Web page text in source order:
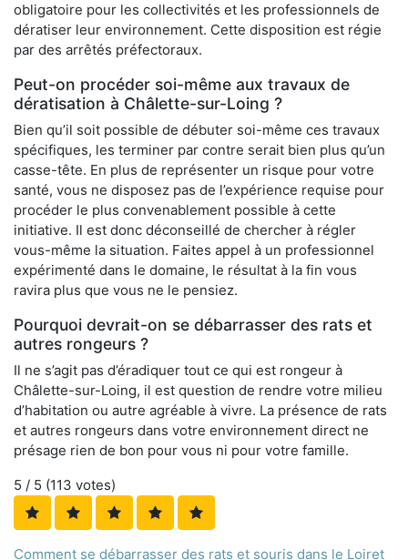
obligatoire pour les collectivités et les professionnels de
dératiser leur environnement. Cette disposition est régie
par des arrêtés préfectoraux.
Peut-on procéder soi-même aux travaux de
dératisation à Châlette-sur-Loing ?
Bien qu’il soit possible de débuter soi-même ces travaux
spécifiques, les terminer par contre serait bien plus qu’un
casse-tête. En plus de représenter un risque pour votre
santé, vous ne disposez pas de l’expérience requise pour
procéder le plus convenablement possible à cette
initiative. Il est donc déconseillé de chercher à régler
vous-même la situation. Faites appel à un professionnel
expérimenté dans le domaine, le résultat à la fin vous
ravira plus que vous ne le pensiez.
Pourquoi devrait-on se débarrasser des rats et
autres rongeurs ?
Il ne s’agit pas d’éradiquer tout ce qui est rongeur à
Châlette-sur-Loing, il est question de rendre votre milieu
d’habitation ou autre agréable à vivre. La présence de rats
et autres rongeurs dans votre environnement direct ne
présage rien de bon pour vous ni pour votre famille.
5 / 5 (113 votes)
Comment se débarrasser des rats et souris dans le Loiret